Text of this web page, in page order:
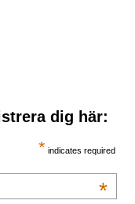
dig här:
* indicates required
*